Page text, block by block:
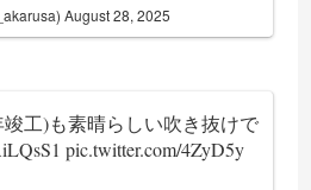
August 28, 2025
工)も素晴らしい吹き抜けで
pic.twitter.com/4ZyD5y